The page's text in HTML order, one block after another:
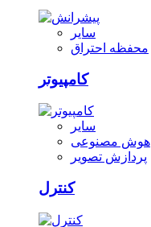
سایر
محفظه احتراق
کامپیوتر
سایر
هوش مصنوعی
پردازش تصویر
کنترل